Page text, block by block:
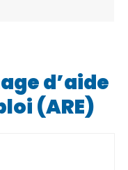
d’aide
(ARE)